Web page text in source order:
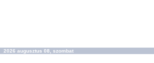
2026 augusztus 08, szombat